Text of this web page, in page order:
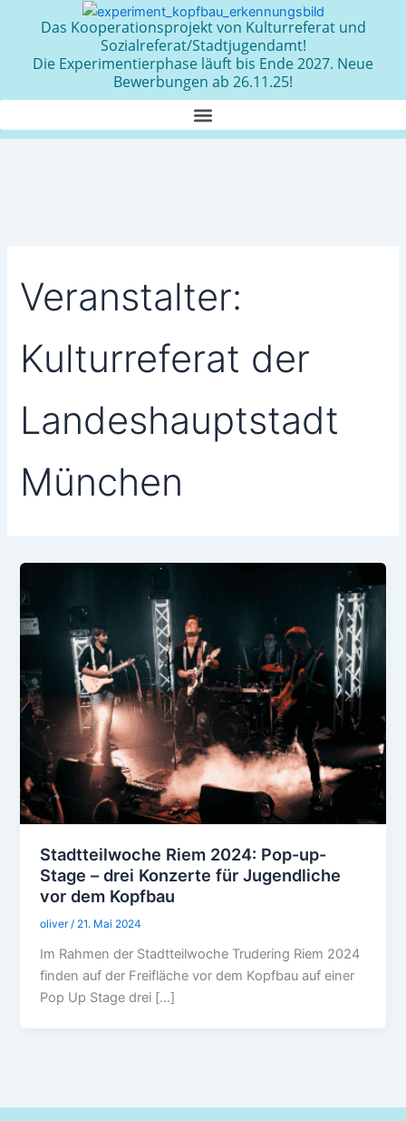
Das Kooperationsprojekt von Kulturreferat und
Sozialreferat/Stadtjugendamt!
Die Experimentierphase läuft bis Ende 2027. Neue
Bewerbungen ab 26.11.25!
Veranstalter:
Kulturreferat der
Landeshauptstadt
München
Stadtteilwoche Riem 2024: Pop-up-
Stage – drei Konzerte für Jugendliche
vor dem Kopfbau
oliver/ 21. Mai 2024
Im Rahmen der Stadtteilwoche Trudering Riem 2024
finden auf der Freifläche vor dem Kopfbau auf einer
Pop Up Stage drei […]